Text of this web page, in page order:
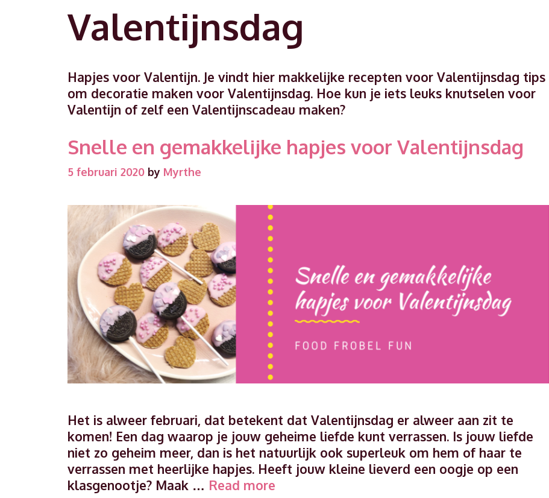
Valentijnsdag
Hapjes voor Valentijn. Je vindt hier makkelijke recepten voor Valentijnsdag tips
om decoratie maken voor Valentijnsdag. Hoe kun je iets leuks knutselen voor
Valentijn of zelf een Valentijnscadeau maken?
Snelle en gemakkelijke hapjes voor Valentijnsdag
5 februari 2020 by Myrthe
Het is alweer februari, dat betekent dat Valentijnsdag er alweer aan zit te
komen! Een dag waarop je jouw geheime liefde kunt verrassen. Is jouw liefde
niet zo geheim meer, dan is het natuurlijk ook superleuk om hem of haar te
verrassen met heerlijke hapjes. Heeft jouw kleine lieverd een oogje op een
klasgenootje? Maak … Read more